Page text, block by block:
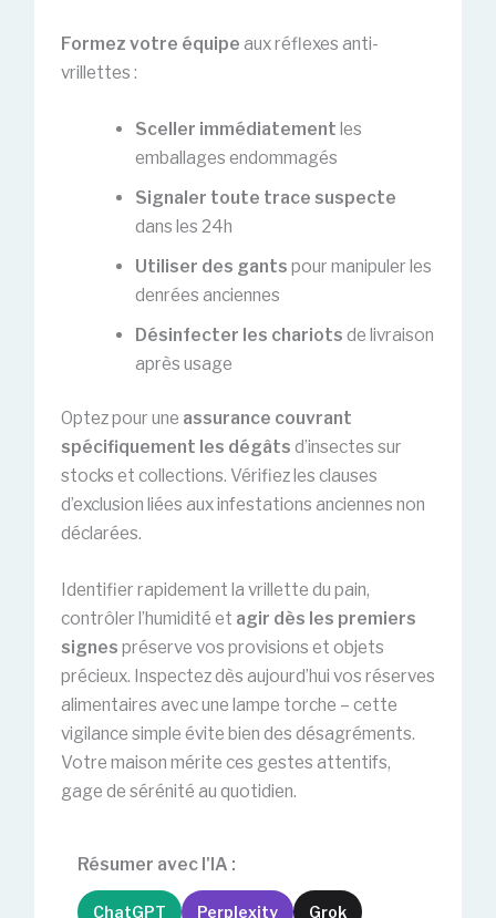
Formez votre équipe aux réflexes anti-
vrillettes :
Sceller immédiatement les
emballages endommagés
Signaler toute trace suspecte
dans les 24h
Utiliser des gants pour manipuler les
denrées anciennes
Désinfecter les chariots de livraison
après usage
Optez pour une assurance couvrant
spécifiquement les dégâts d’insectes sur
stocks et collections. Vérifiez les clauses
d’exclusion liées aux infestations anciennes non
déclarées.
Identifier rapidement la vrillette du pain,
contrôler l’humidité et agir dès les premiers
signes préserve vos provisions et objets
précieux. Inspectez dès aujourd’hui vos réserves
alimentaires avec une lampe torche – cette
vigilance simple évite bien des désagréments.
Votre maison mérite ces gestes attentifs,
gage de sérénité au quotidien.
Résumer avec l'IA :
ChatGPT Perplexity Grok